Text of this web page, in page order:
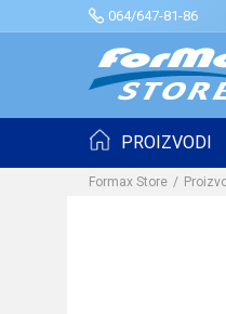
064/647-81-86
PROIZVODI
Formax Store